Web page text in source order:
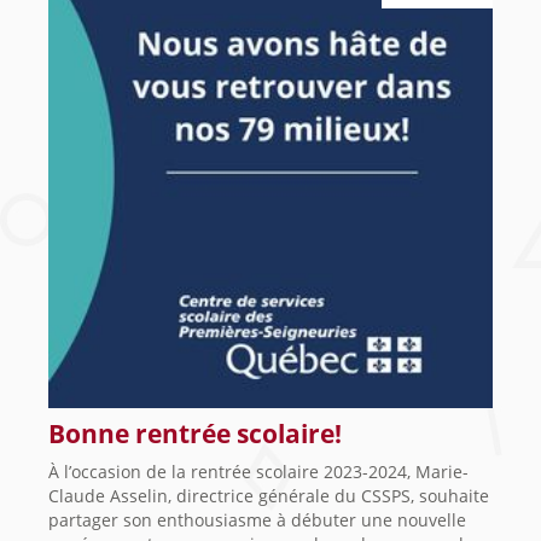
Bonne rentrée scolaire!
À l’occasion de la rentrée scolaire 2023-2024, Marie-
Claude Asselin, directrice générale du CSSPS, souhaite
partager son enthousiasme à débuter une nouvelle